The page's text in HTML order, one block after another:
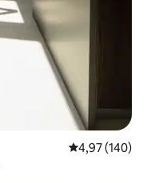
4,97 av 5 i
4,97 (140)